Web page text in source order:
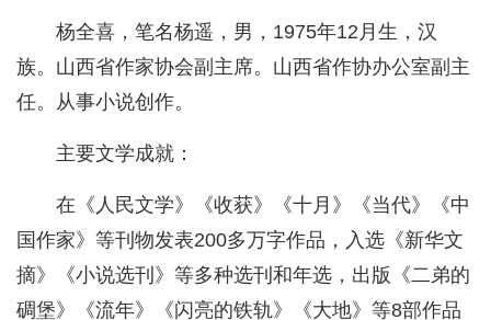
杨全喜，笔名杨遥，男，1975年12月生，汉
族。山西省作家协会副主席。山西省作协办公室副主
任。从事小说创作。
主要文学成就：
在《人民文学》《收获》《十月》《当代》《中
国作家》等刊物发表200多万字作品，入选《新华文
摘》《小说选刊》等多种选刊和年选，出版《二弟的
碉堡》《流年》《闪亮的铁轨》《大地》等8部作品